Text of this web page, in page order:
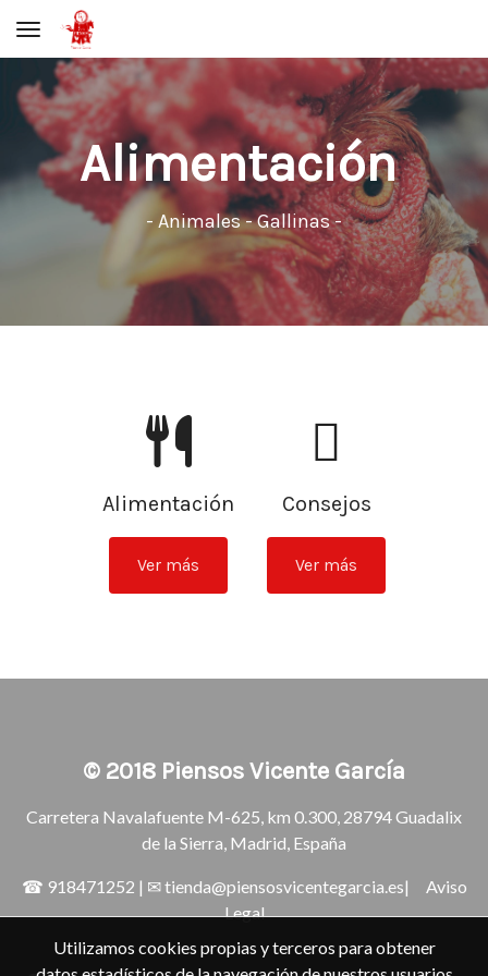
Toggle navigation
Alimentación
- Animales - Gallinas -
Alimentación
Ver más
Consejos
Ver más
© 2018 Piensos Vicente García
Carretera Navalafuente M-625, km 0.300, 28794 Guadalix
de la Sierra, Madrid, España
☎ 918471252 | ✉tienda@piensosvicentegarcia.es| Aviso
Legal
Utilizamos cookies propias y terceros para obtener